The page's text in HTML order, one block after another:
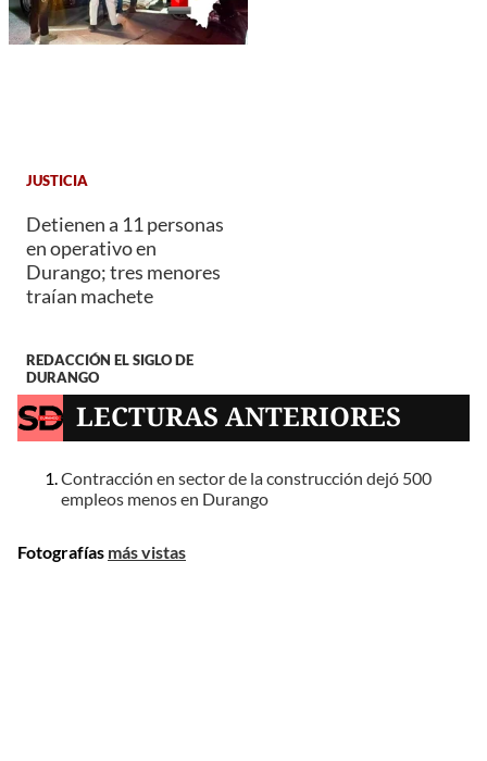
JUSTICIA
Detienen a 11 personas
en operativo en
Durango; tres menores
traían machete
REDACCIÓN EL SIGLO DE
DURANGO
LECTURAS ANTERIORES
Contracción en sector de la construcción dejó 500
empleos menos en Durango
Fotografías más vistas